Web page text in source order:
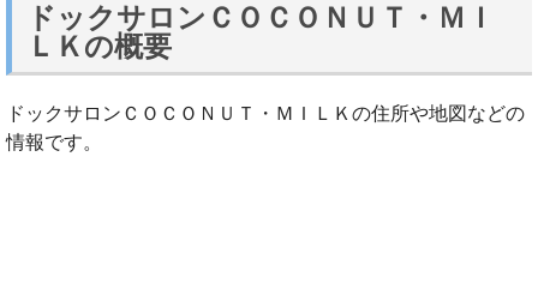
ドックサロンＣＯＣＯＮＵＴ・ＭＩ
ＬＫの概要
ドックサロンＣＯＣＯＮＵＴ・ＭＩＬＫの住所や地図などの
情報です。